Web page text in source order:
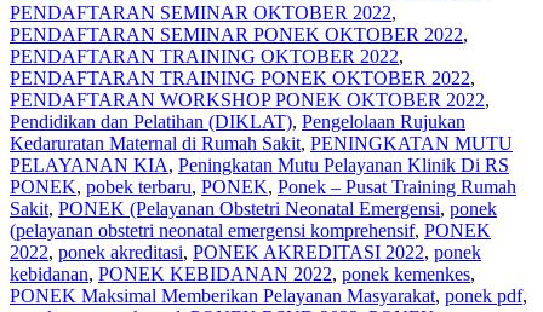
PENDAFTARAN SEMINAR OKTOBER 2022,
PENDAFTARAN SEMINAR PONEK OKTOBER 2022,
PENDAFTARAN TRAINING OKTOBER 2022,
PENDAFTARAN TRAINING PONEK OKTOBER 2022,
PENDAFTARAN WORKSHOP PONEK OKTOBER 2022,
Pendidikan dan Pelatihan (DIKLAT), Pengelolaan Rujukan
Kedaruratan Maternal di Rumah Sakit, PENINGKATAN MUTU
PELAYANAN KIA, Peningkatan Mutu Pelayanan Klinik Di RS
PONEK, pobek terbaru, PONEK, Ponek – Pusat Training Rumah
Sakit, PONEK (Pelayanan Obstetri Neonatal Emergensi, ponek
(pelayanan obstetri neonatal emergensi komprehensif, PONEK
2022, ponek akreditasi, PONEK AKREDITASI 2022, ponek
kebidanan, PONEK KEBIDANAN 2022, ponek kemenkes,
PONEK Maksimal Memberikan Pelayanan Masyarakat, ponek pdf,